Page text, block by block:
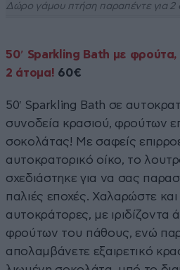
Δώρο γάμου πτήση παραπέντε για 2
50′ Sparkling Bath με φρούτα,
2 άτομα! 60€
50′ Sparkling Bath σε
συνοδεία κρασιού, φρούτων
σοκολάτας! Mε σαφείς
αυτοκρατορικό οίκο, το
σχεδιάστηκε για να σας
παλιές εποχές. Χαλαρώστε
αυτοκράτορες, με ιριδίζοντα
φρούτων του πάθους, ενώ
απολαμβάνετε εξαιρετικό